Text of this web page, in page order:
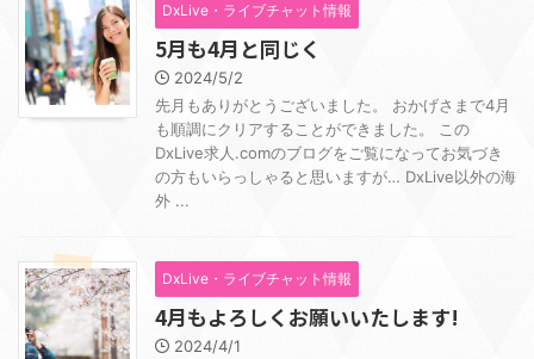
DxLive・ライブチャット情報
5月も4月と同じく
2024/5/2
先月もありがとうございました。 おかげさまで4月
も順調にクリアすることができました。 この
DxLive求人.comのブログをご覧になってお気づき
の方もいらっしゃると思いますが… DxLive以外の海
外 ...
DxLive・ライブチャット情報
4月もよろしくお願いいたします!
2024/4/1